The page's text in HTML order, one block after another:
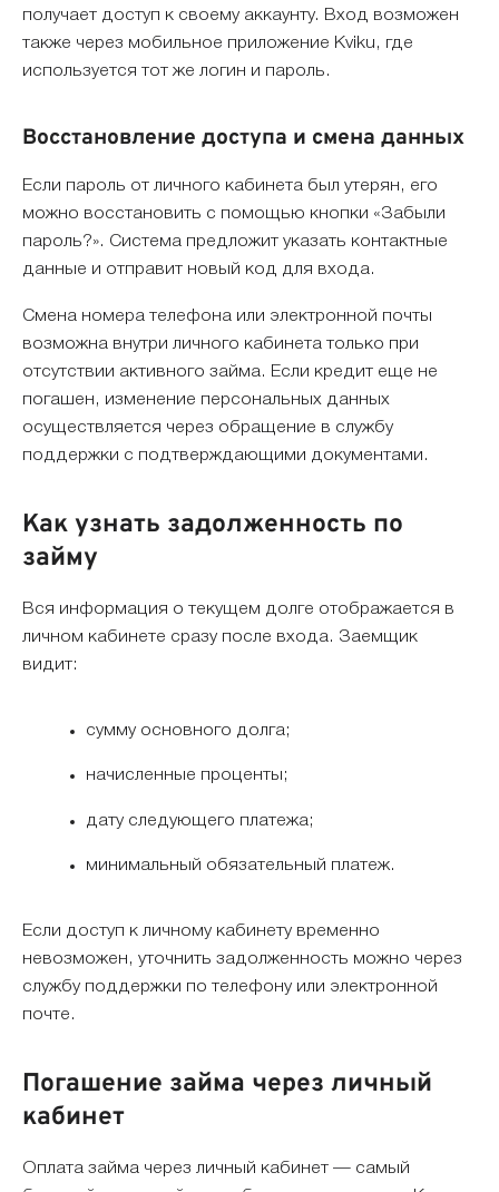
получает доступ к своему аккаунту. Вход возможен
также через мобильное приложение Kviku, где
используется тот же логин и пароль.
Восстановление доступа и смена данных
Если пароль от личного кабинета был утерян, его
можно восстановить с помощью кнопки «Забыли
пароль?». Система предложит указать контактные
данные и отправит новый код для входа.
Смена номера телефона или электронной почты
возможна внутри личного кабинета только при
отсутствии активного займа. Если кредит еще не
погашен, изменение персональных данных
осуществляется через обращение в службу
поддержки с подтверждающими документами.
Как узнать задолженность по
займу
Вся информация о текущем долге отображается в
личном кабинете сразу после входа. Заемщик
видит:
сумму основного долга;
начисленные проценты;
дату следующего платежа;
минимальный обязательный платеж.
Если доступ к личному кабинету временно
невозможен, уточнить задолженность можно через
службу поддержки по телефону или электронной
почте.
Погашение займа через личный
кабинет
Оплата займа через личный кабинет — самый